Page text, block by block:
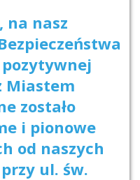
na nasz
pozytywnej
Miastem
zostało
i pionowe
od naszych
ul. św.